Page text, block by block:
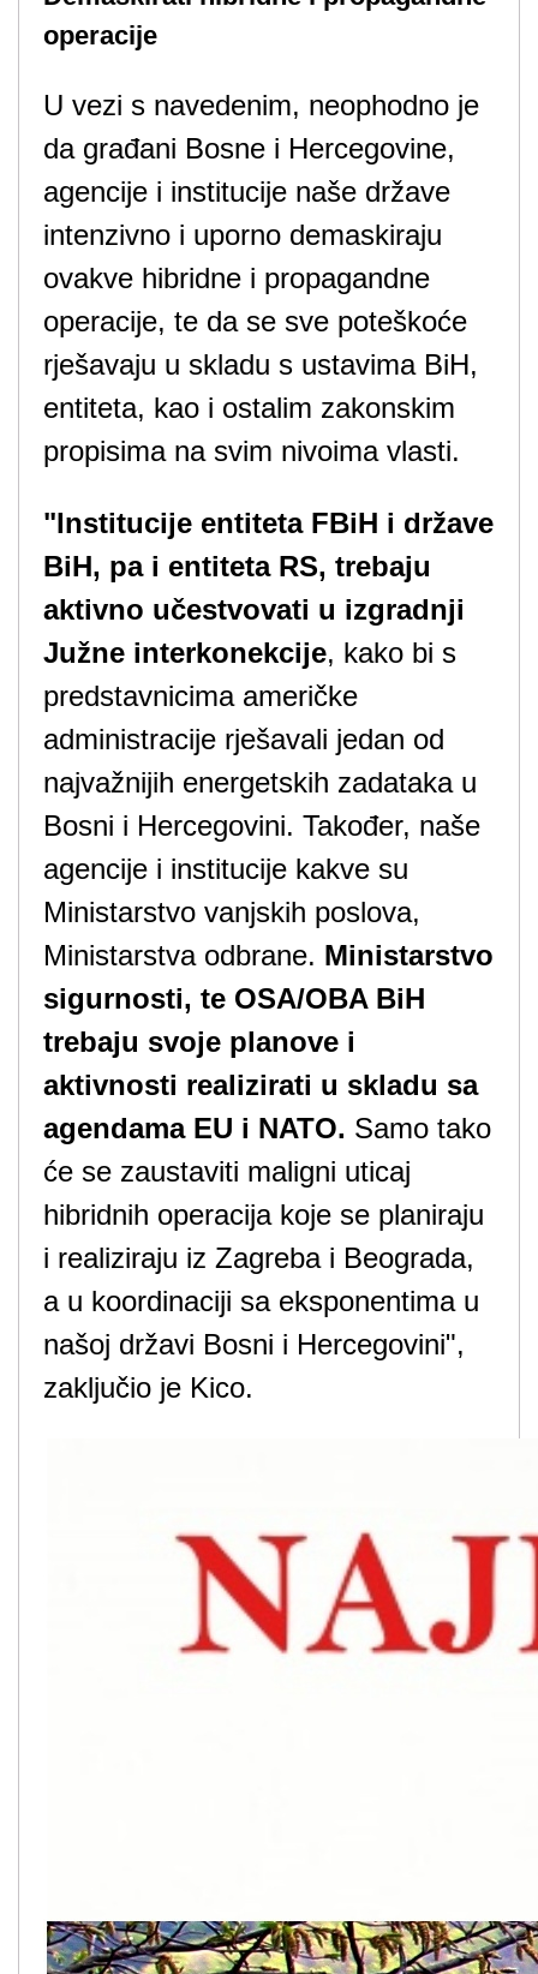
operacije
U vezi s navedenim, neophodno je
da građani Bosne i Hercegovine,
agencije i institucije naše države
intenzivno i uporno demaskiraju
ovakve hibridne i propagandne
operacije, te da se sve poteškoće
rješavaju u skladu s ustavima BiH,
entiteta, kao i ostalim zakonskim
propisima na svim nivoima vlasti.
"Institucije entiteta FBiH i države
BiH, pa i entiteta RS, trebaju
aktivno učestvovati u izgradnji
Južne interkonekcije, kako bi s
predstavnicima američke
administracije rješavali jedan od
najvažnijih energetskih zadataka u
Bosni i Hercegovini. Također, naše
agencije i institucije kakve su
Ministarstvo vanjskih poslova,
Ministarstva odbrane. Ministarstvo
sigurnosti, te OSA/OBA BiH
trebaju svoje planove i
aktivnosti realizirati u skladu sa
agendama EU i NATO. Samo tako
će se zaustaviti maligni uticaj
hibridnih operacija koje se planiraju
i realiziraju iz Zagreba i Beograda,
a u koordinaciji sa eksponentima u
našoj državi Bosni i Hercegovini",
zaključio je Kico.